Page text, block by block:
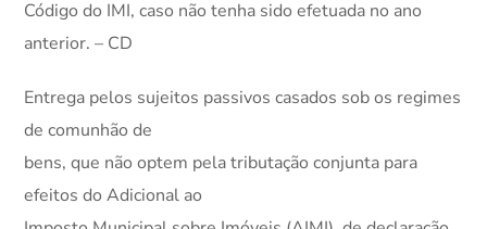
Código do IMI, caso não tenha sido efetuada no ano
anterior. – CD
Entrega pelos sujeitos passivos casados sob os regimes
de comunhão de
bens, que não optem pela tributação conjunta para
efeitos do Adicional ao